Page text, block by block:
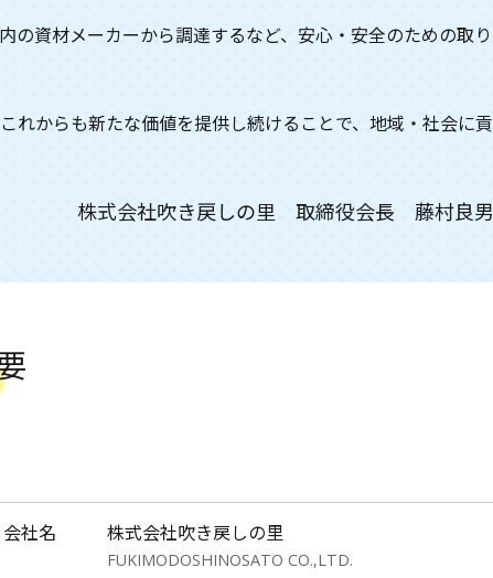
の資材メーカーから調達するなど、安心・安全のための取り
れからも新たな価値を提供し続けることで、地域・社会に貢
株式会社吹き戻しの里 取締役会長 藤村良男
会社名 株式会社吹き戻しの里
FUKIMODOSHINOSATO CO.,LTD.